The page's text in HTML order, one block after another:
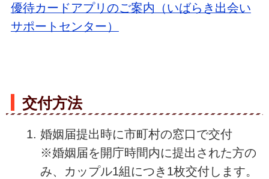
優待カードアプリのご案内（いばらき出会い
サポートセンター）
交付方法
婚姻届提出時に市町村の窓口で交付
※婚姻届を開庁時間内に提出された方の
み、カップル1組につき1枚交付します。